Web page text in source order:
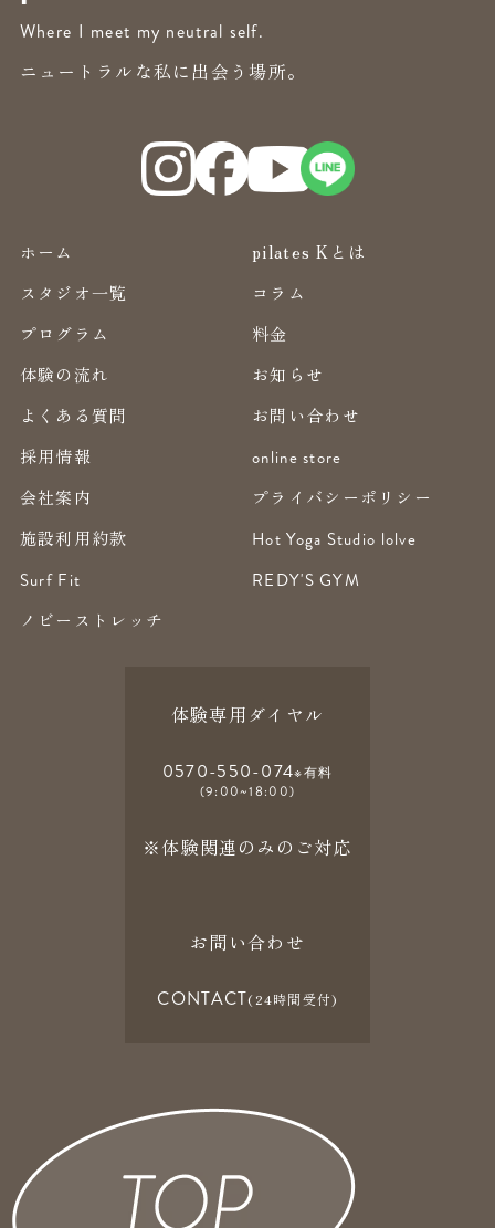
Where I meet my neutral self.
ニュートラルな私に出会う場所。
ホーム
pilates Kとは
スタジオ一覧
コラム
プログラム
料金
体験の流れ
お知らせ
よくある質問
お問い合わせ
採用情報
online store
会社案内
プライバシーポリシー
施設利用約款
Hot Yoga Studio lolve
Surf Fit
REDY'S GYM
ノビーストレッチ
体験専用ダイヤル
0570-550-074※有料
(9:00~18:00)
※体験関連のみのご対応
お問い合わせ
CONTACT(24時間受付)